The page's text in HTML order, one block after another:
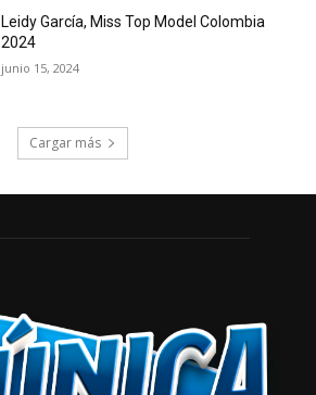
Leidy García, Miss Top Model Colombia
2024
junio 15, 2024
Cargar más